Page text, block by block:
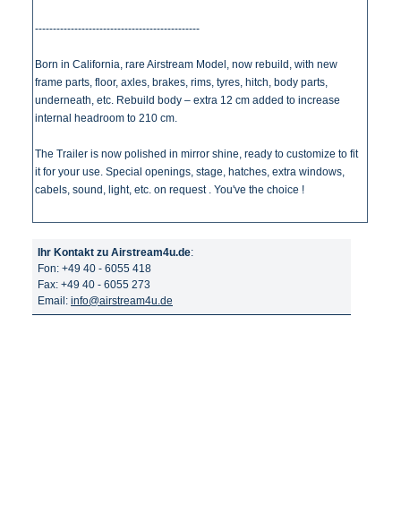
----------------------------------------------
Born in California, rare Airstream Model, now rebuild, with new
frame parts, floor, axles, brakes, rims, tyres, hitch, body parts,
underneath, etc. Rebuild body – extra 12 cm added to increase
internal headroom to 210 cm.
The Trailer is now polished in mirror shine, ready to customize to fit
it for your use. Special openings, stage, hatches, extra windows,
cabels, sound, light, etc. on request . You've the choice !
Ihr Kontakt zu Airstream4u.de:
Fon: +49 40 - 6055 418
Fax: +49 40 - 6055 273
Email: info@airstream4u.de